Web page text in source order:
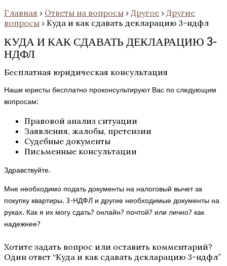
Главная › Ответы на вопросы › Другое › Другие
вопросы › Куда и как сдавать декларацию 3-ндфл
КУДА И КАК СДАВАТЬ ДЕКЛАРАЦИЮ 3-
НДФЛ
Бесплатная юридическая консультация
Наши юристы бесплатно проконсультируют Вас по следующим
вопросам:
Правовой анализ ситуации
Заявления, жалобы, претензии
Судебные документы
Письменные консультации
Здравствуйте.
Мне необходимо подать документы на налоговый вычет за
покупку квартиры. 3-НДФЛ и другие необходимые документы на
руках. Как я их могу сдать? онлайн? почтой? или лично? как
надежнее?
Хотите задать вопрос или оставить комментарий?
Один ответ “Куда и как сдавать декларацию 3-ндфл”